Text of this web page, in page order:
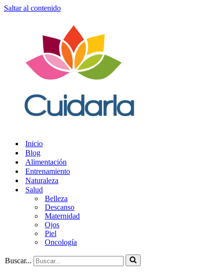
Saltar al contenido
Inicio
Blog
Alimentación
Entrenamiento
Naturaleza
Salud
Belleza
Descanso
Maternidad
Ojos
Piel
Oncología
Buscar...